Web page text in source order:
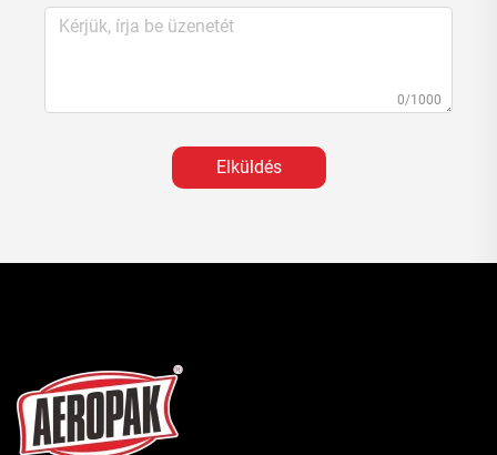
0/1000
Elküldés